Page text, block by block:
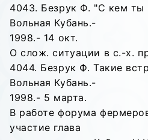
4043. Безрук Ф. "С кем ты
Вольная Кубань.-
1998.- 14 окт.
О слож. ситуации в с.-х.
4044. Безрук Ф. Такие
Вольная Кубань.-
1998.- 5 марта.
В работе форума
участие глава